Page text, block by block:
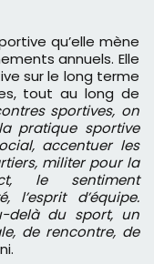
qu’elle mène
annuels. Elle
sur le long terme
tout au long de
sportives, on
pratique sportive
accentuer les
militer pour la
le sentiment
l’esprit d’équipe.
delà du sport, un
de rencontre, de